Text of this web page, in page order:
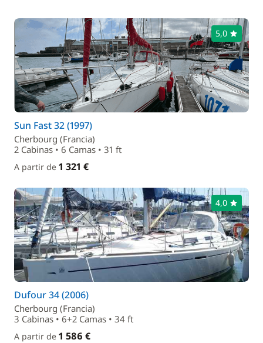
5,0
Sun Fast 32 (1997)
Cherbourg (Francia)
2 Cabinas • 6 Camas • 31 ft
A partir de 1 321 €
4,0
Dufour 34 (2006)
Cherbourg (Francia)
3 Cabinas • 6+2 Camas • 34 ft
A partir de 1 586 €